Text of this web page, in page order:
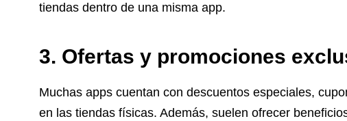
tiendas dentro de una misma app.
3. Ofertas y promociones
Muchas apps cuentan con descuentos especiales,
en las tiendas físicas. Además, suelen ofrecer